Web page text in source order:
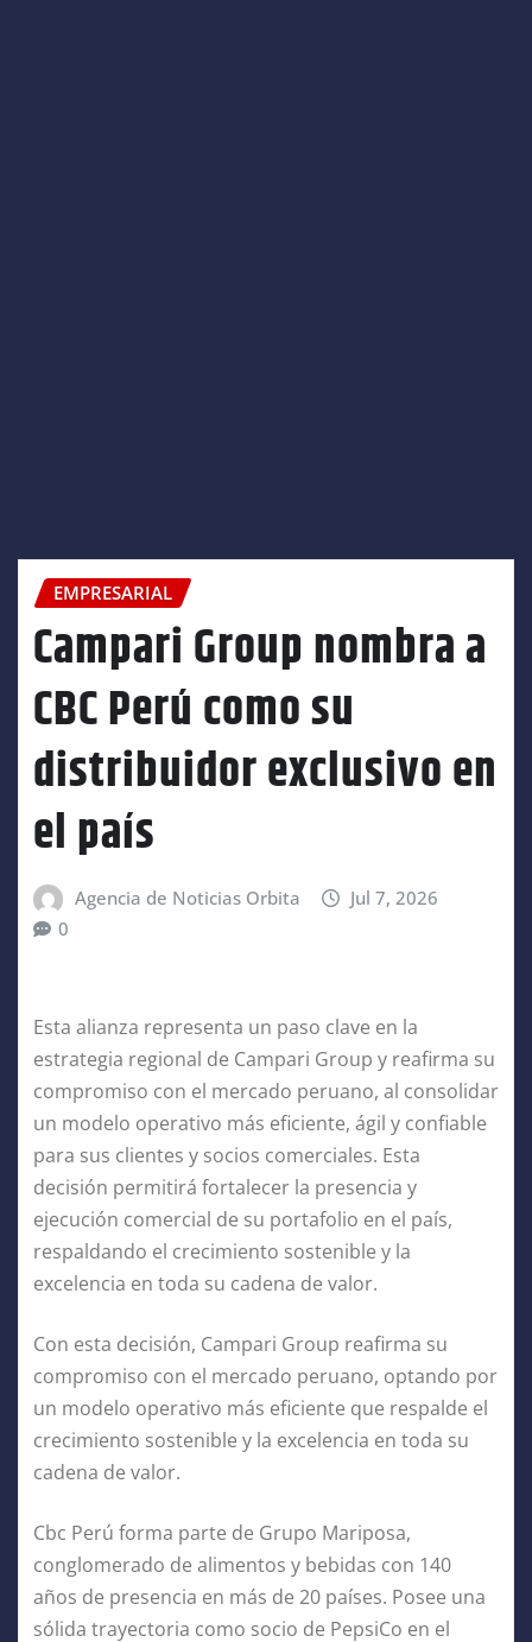
EMPRESARIAL
Campari Group nombra a
CBC Perú como su
distribuidor exclusivo en
el país
Agencia de Noticias Orbita
Jul 7, 2026
0
Esta alianza representa un paso clave en la
estrategia regional de Campari Group y reafirma su
compromiso con el mercado peruano, al consolidar
un modelo operativo más eficiente, ágil y confiable
para sus clientes y socios comerciales. Esta
decisión permitirá fortalecer la presencia y
ejecución comercial de su portafolio en el país,
respaldando el crecimiento sostenible y la
excelencia en toda su cadena de valor.
Con esta decisión, Campari Group reafirma su
compromiso con el mercado peruano, optando por
un modelo operativo más eficiente que respalde el
crecimiento sostenible y la excelencia en toda su
cadena de valor.
Cbc Perú forma parte de Grupo Mariposa,
conglomerado de alimentos y bebidas con 140
años de presencia en más de 20 países. Posee una
sólida trayectoria como socio de PepsiCo en el